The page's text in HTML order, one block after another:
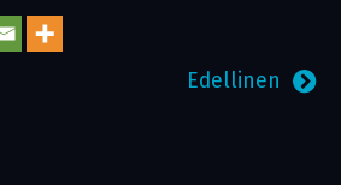
Edellinen